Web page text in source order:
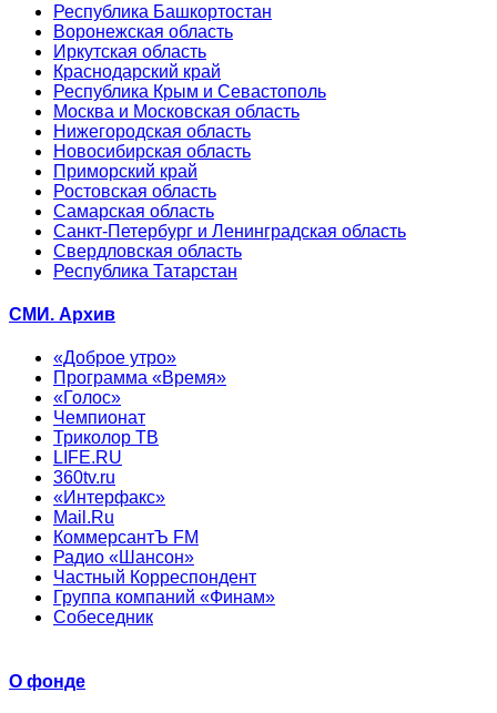
Республика Башкортостан
Воронежская область
Иркутская область
Краснодарский край
Республика Крым и Севастополь
Москва и Московская область
Нижегородская область
Новосибирская область
Приморский край
Ростовская область
Самарская область
Санкт-Петербург и Ленинградская область
Свердловская область
Республика Татарстан
СМИ. Архив
«Доброе утро»
Программа «Время»
«Голос»
Чемпионат
Триколор ТВ
LIFE.RU
360tv.ru
«Интерфакс»
Mail.Ru
КоммерсантЪ FM
Радио «Шансон»
Частный Корреспондент
Группа компаний «Финам»
Собеседник
О фонде